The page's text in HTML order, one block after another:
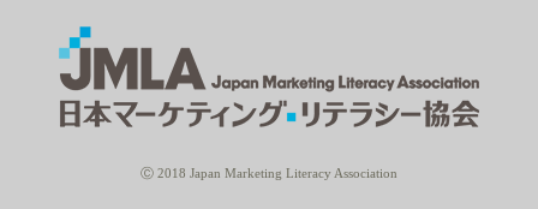
Ⓒ 2018 Japan Marketing Literacy Association